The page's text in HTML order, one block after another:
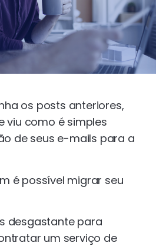
os posts anteriores,
viu como é simples
de seus e-mails para a
é possível migrar seu
desgastante para
um serviço de